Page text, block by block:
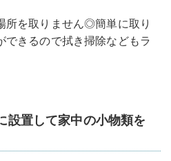
所を取りません◎簡単に取り
できるので拭き掃除などもラ
設置して家中の小物類を